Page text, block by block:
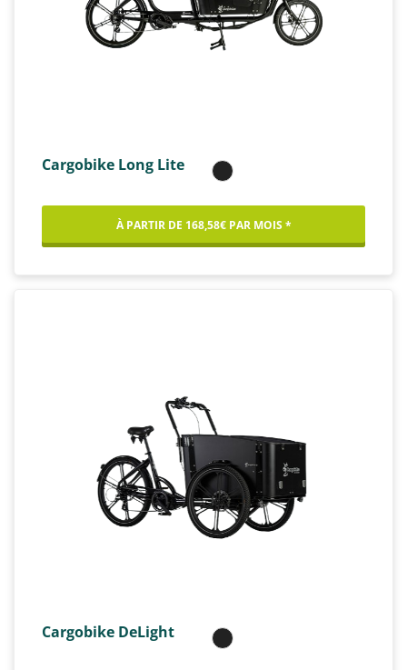
Cargobike Long Lite
À PARTIR DE 168,58€ PAR MOIS *
Cargobike DeLight